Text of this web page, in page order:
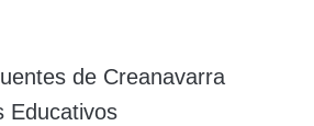
de Creanavarra
Educativos